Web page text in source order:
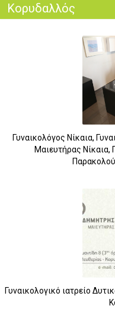
Κορυδαλλός
Γυναικολόγος Νίκαια,
Μαιευτήρας Νίκαια,
Γυναικολογικό ιατρείο